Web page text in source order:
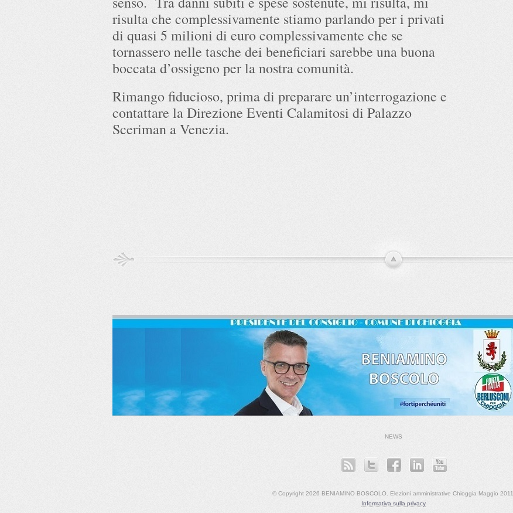
risulta che complessivamente stiamo parlando per i privati
di quasi 5 milioni di euro complessivamente che se
tornassero nelle tasche dei beneficiari sarebbe una buona
boccata d’ossigeno per la nostra comunità.
Rimango fiducioso, prima di preparare un’interrogazione e
contattare la Direzione Eventi Calamitosi di Palazzo
Sceriman a Venezia.
NEWS
© Copyright 2026 BENIAMINO BOSCOLO. Elezioni amministrative Chioggia Maggio 2011.
Informativa sulla privacy